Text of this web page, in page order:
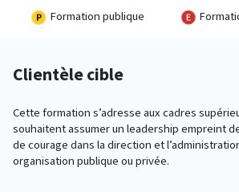
Formation publique
Clientèle cible
Cette formation s’adresse aux cadres
souhaitent assumer un leadership empreint
de courage dans la direction et
organisation publique ou privée.